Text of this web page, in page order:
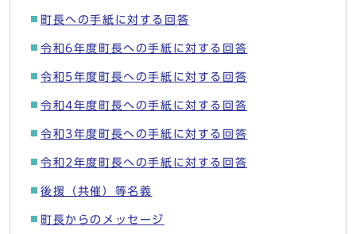
町長への手紙に対する回答
令和6年度町長への手紙に対する回答
令和5年度町長への手紙に対する回答
令和4年度町長への手紙に対する回答
令和3年度町長への手紙に対する回答
令和2年度町長への手紙に対する回答
後援（共催）等名義
町長からのメッセージ